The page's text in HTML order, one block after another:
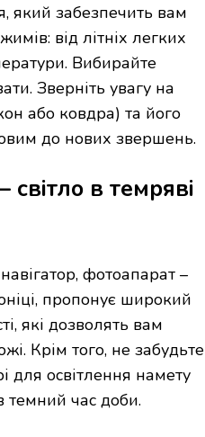
який забезпечить вам
від літніх легких
Вибирайте
Зверніть увагу на
або ковдра) та його
до нових звершень.
в темряві
фотоапарат –
пропонує широкий
які дозволять вам
Крім того, не забудьте
для освітлення намету
темний час доби.